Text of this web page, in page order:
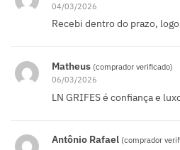
04/03/2026
Recebi dentro do prazo,
Matheus (comprador verificado)
06/03/2026
LN GRIFES é confiança e
Antônio Rafael (comprador